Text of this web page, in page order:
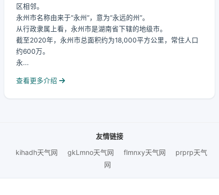
区相邻。
永州市名称由来于“永州”，意为“永远的州”。
从行政隶属上看，永州市是湖南省下辖的地级市。
截至2020年，永州市总面积约为18,000平方公里，常住人口
约600万。
永...
查看更多介绍
友情链接
kihadh天气网
gkLmno天气网 flmnxy天气网
prprp天气
网